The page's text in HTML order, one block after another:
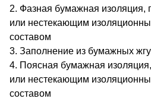
2. Фазная бумажная изоляция,
или нестекающим
составом
3. Заполнение из бумажных
4. Поясная бумажная
или нестекающим
составом